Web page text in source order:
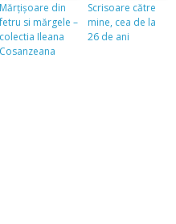
Mărțișoare din
fetru si mărgele –
colectia Ileana
Cosanzeana
Scrisoare către
mine, cea de la
26 de ani